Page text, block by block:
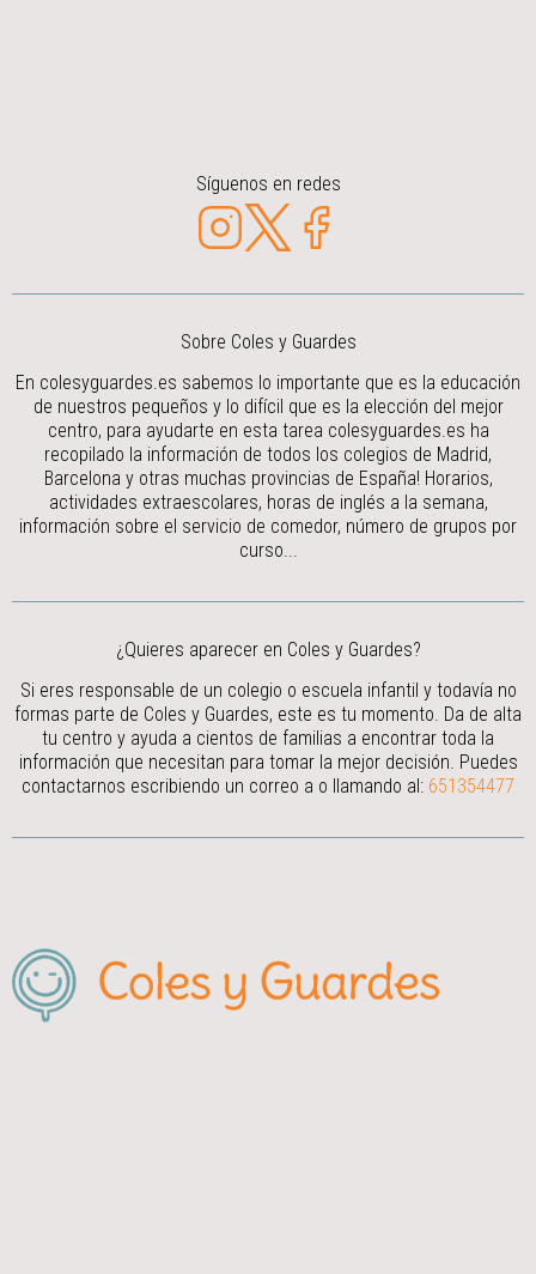
Síguenos en redes
Sobre Coles y Guardes
En colesyguardes.es sabemos lo importante que es la educación
de nuestros pequeños y lo difícil que es la elección del mejor
centro, para ayudarte en esta tarea colesyguardes.es ha
recopilado la información de todos los colegios de Madrid,
Barcelona y otras muchas provincias de España! Horarios,
actividades extraescolares, horas de inglés a la semana,
información sobre el servicio de comedor, número de grupos por
curso...
¿Quieres aparecer en Coles y Guardes?
Si eres responsable de un colegio o escuela infantil y todavía no
formas parte de Coles y Guardes, este es tu momento. Da de alta
tu centro y ayuda a cientos de familias a encontrar toda la
información que necesitan para tomar la mejor decisión. Puedes
contactarnos escribiendo un correo a o llamando al: 651354477